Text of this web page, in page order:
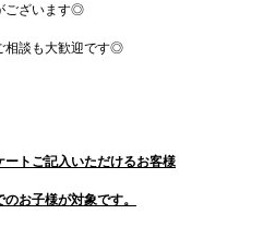
ございます◎
相談も大歓迎です◎
ートご記入いただけるお客様
子様が対象です。